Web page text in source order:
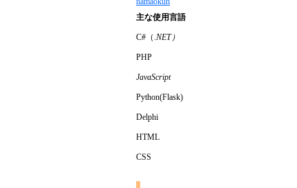
主な使用言語
C#（.NET）
PHP
JavaScript
Python(Flask)
Delphi
HTML
CSS